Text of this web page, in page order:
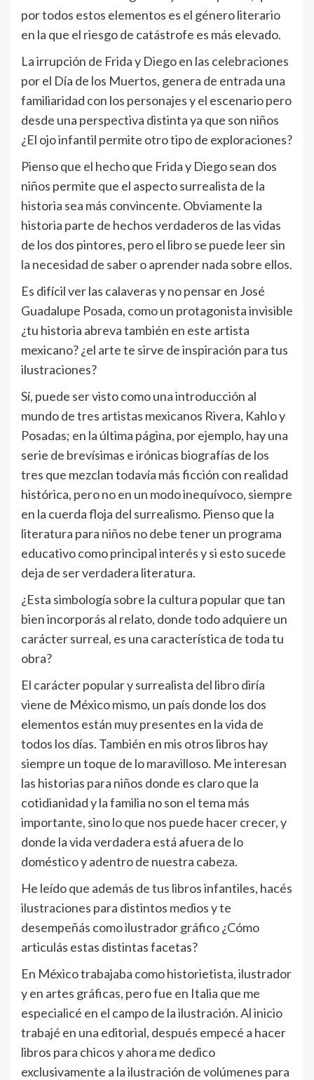
por todos estos elementos es el género literario
en la que el riesgo de catástrofe es más elevado.
La irrupción de Frida y Diego en las celebraciones
por el Dí­a de los Muertos, genera de entrada una
familiaridad con los personajes y el escenario pero
desde una perspectiva distinta ya que son niños
¿El ojo infantil permite otro tipo de exploraciones?
Pienso que el hecho que Frida y Diego sean dos
niños permite que el aspecto surrealista de la
historia sea más convincente. Obviamente la
historia parte de hechos verdaderos de las vidas
de los dos pintores, pero el libro se puede leer sin
la necesidad de saber o aprender nada sobre ellos.
Es difí­cil ver las calaveras y no pensar en José
Guadalupe Posada, como un protagonista invisible
¿tu historia abreva también en este artista
mexicano? ¿el arte te sirve de inspiración para tus
ilustraciones?
Sí, puede ser visto como una introducción al
mundo de tres artistas mexicanos Rivera, Kahlo y
Posadas; en la última página, por ejemplo, hay una
serie de breví­simas e irónicas biografí­as de los
tres que mezclan todaví­a más ficción con realidad
histórica, pero no en un modo inequí­voco, siempre
en la cuerda floja del surrealismo. Pienso que la
literatura para niños no debe tener un programa
educativo como principal interés y si esto sucede
deja de ser verdadera literatura.
¿Esta simbologí­a sobre la cultura popular que tan
bien incorporás al relato, donde todo adquiere un
carácter surreal, es una caracterí­stica de toda tu
obra?
El carácter popular y surrealista del libro dirí­a
viene de México mismo, un paí­s donde los dos
elementos están muy presentes en la vida de
todos los dí­as. También en mis otros libros hay
siempre un toque de lo maravilloso. Me interesan
las historias para niños donde es claro que la
cotidianidad y la familia no son el tema más
importante, sino lo que nos puede hacer crecer, y
donde la vida verdadera está afuera de lo
doméstico y adentro de nuestra cabeza.
He leí­do que además de tus libros infantiles, hacés
ilustraciones para distintos medios y te
desempeñás como ilustrador gráfico ¿Cómo
articulás estas distintas facetas?
En México trabajaba como historietista, ilustrador
y en artes gráficas, pero fue en Italia que me
especialicé en el campo de la ilustración. Al inicio
trabajé en una editorial, después empecé a hacer
libros para chicos y ahora me dedico
exclusivamente a la ilustración de volúmenes para